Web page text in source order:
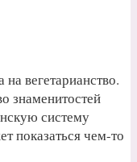
вегетарианство.
знаменитостей
систему
показаться чем-то